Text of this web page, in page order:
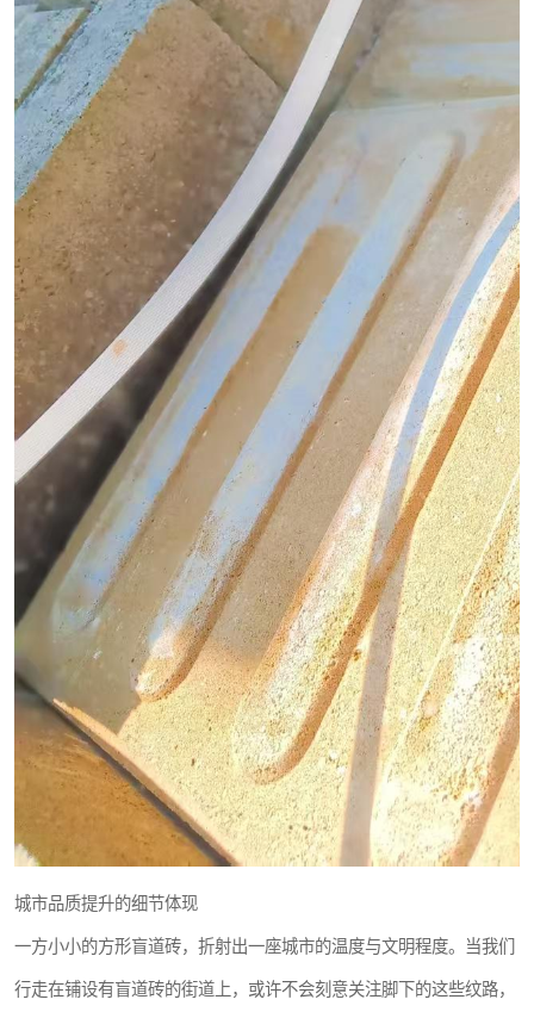
城市品质提升的细节体现
一方小小的方形盲道砖，折射出一座城市的温度与文明程度。当我们
行走在铺设有盲道砖的街道上，或许不会刻意关注脚下的这些纹路，